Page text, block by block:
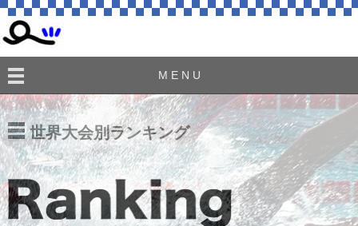
M E N U
世界大会別ランキング